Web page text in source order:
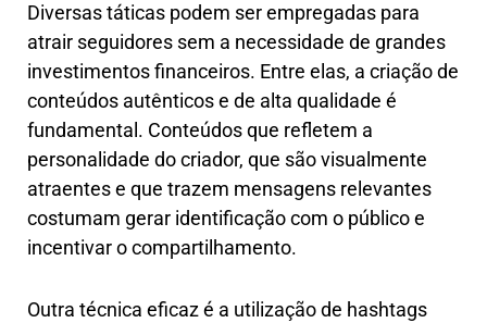
Diversas táticas podem ser empregadas para
atrair seguidores sem a necessidade de grandes
investimentos financeiros. Entre elas, a criação de
conteúdos autênticos e de alta qualidade é
fundamental. Conteúdos que refletem a
personalidade do criador, que são visualmente
atraentes e que trazem mensagens relevantes
costumam gerar identificação com o público e
incentivar o compartilhamento.
Outra técnica eficaz é a utilização de hashtags